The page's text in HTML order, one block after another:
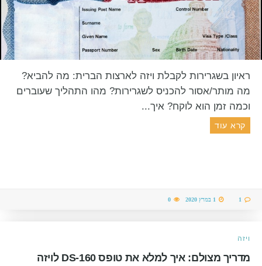
ראיון בשגרירות לקבלת ויזה לארצות הברית: מה להביא?
מה מותר/אסור להכניס לשגרירות? מהו התהליך שעוברים
וכמה זמן הוא לוקח? איך...
קרא עוד
ויזה
מדריך מצולם: איך למלא את טופס DS-160 לויזה